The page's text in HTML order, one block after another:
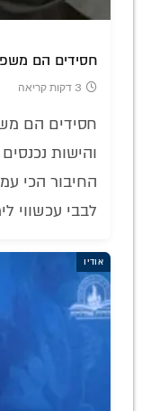
חסידים הם
3 דקות קריאה
חסידים הם
והישות
החיבור הכי
לבבי עכשווי
אודיו